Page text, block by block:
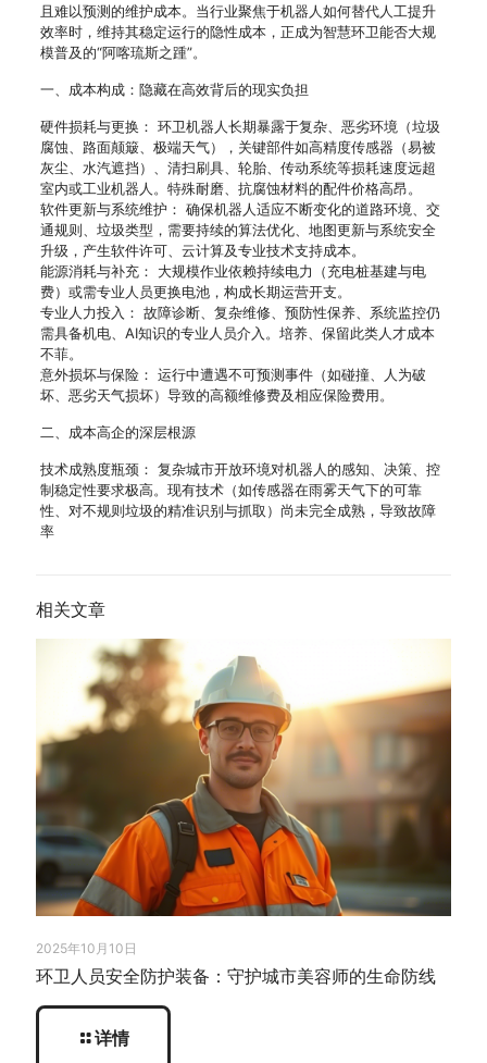
且难以预测的维护成本。当行业聚焦于机器人如何替代人工提升
效率时，维持其稳定运行的隐性成本，正成为智慧环卫能否大规
模普及的“阿喀琉斯之踵”。
一、成本构成：隐藏在高效背后的现实负担
硬件损耗与更换： 环卫机器人长期暴露于复杂、恶劣环境（垃圾
腐蚀、路面颠簸、极端天气），关键部件如高精度传感器（易被
灰尘、水汽遮挡）、清扫刷具、轮胎、传动系统等损耗速度远超
室内或工业机器人。特殊耐磨、抗腐蚀材料的配件价格高昂。
软件更新与系统维护： 确保机器人适应不断变化的道路环境、交
通规则、垃圾类型，需要持续的算法优化、地图更新与系统安全
升级，产生软件许可、云计算及专业技术支持成本。
能源消耗与补充： 大规模作业依赖持续电力（充电桩基建与电
费）或需专业人员更换电池，构成长期运营开支。
专业人力投入： 故障诊断、复杂维修、预防性保养、系统监控仍
需具备机电、AI知识的专业人员介入。培养、保留此类人才成本
不菲。
意外损坏与保险： 运行中遭遇不可预测事件（如碰撞、人为破
坏、恶劣天气损坏）导致的高额维修费及相应保险费用。
二、成本高企的深层根源
技术成熟度瓶颈： 复杂城市开放环境对机器人的感知、决策、控
制稳定性要求极高。现有技术（如传感器在雨雾天气下的可靠
性、对不规则垃圾的精准识别与抓取）尚未完全成熟，导致故障
率
相关文章
2025年10月10日
环卫人员安全防护装备：守护城市美容师的生命防线
详情